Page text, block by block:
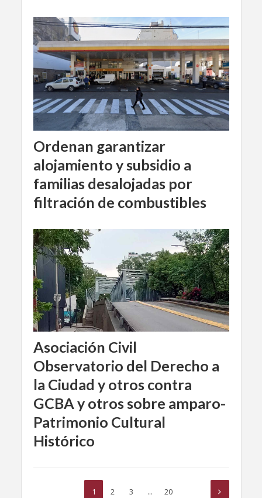
Ordenan garantizar
alojamiento y subsidio a
familias desalojadas por
filtración de combustibles
Asociación Civil
Observatorio del Derecho a
la Ciudad y otros contra
GCBA y otros sobre amparo-
Patrimonio Cultural
Histórico
1 2 3 … 20